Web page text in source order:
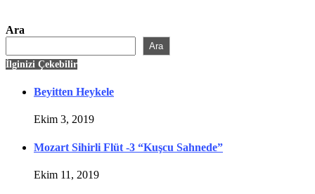
Ara
Ara
İlginizi Çekebilir
Beyitten Heykele
Ekim 3, 2019
Mozart Sihirli Flüt -3 “Kuşcu Sahnede”
Ekim 11, 2019